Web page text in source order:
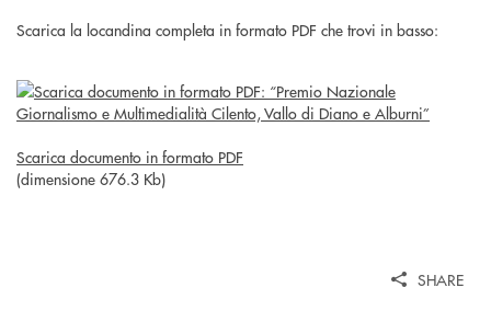
Scarica la locandina completa in formato PDF che trovi in basso:
Scarica documento in formato PDF
(dimensione 676.3 Kb)
SHARE